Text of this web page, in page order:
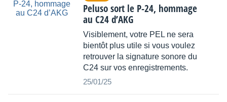
Peluso sort le P-24, hommage
au C24 d’AKG
Visiblement, votre PEL ne sera
bientôt plus utile si vous voulez
retrouver la signature sonore du
C24 sur vos enregistrements.
25/01/25